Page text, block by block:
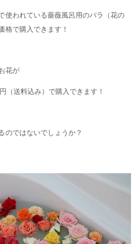
使われている薔薇風呂用のバラ（花の
格で購入できます！
花が
（送料込み）で購入できます！
のではないでしょうか？